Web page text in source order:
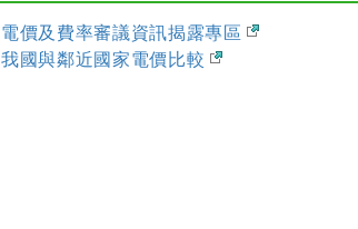
電價及費率審議資訊揭露專區
我國與鄰近國家電價比較